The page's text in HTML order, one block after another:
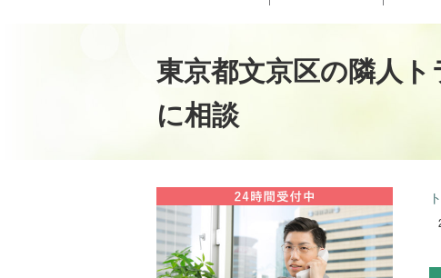
東京都文京区の隣人
に相談